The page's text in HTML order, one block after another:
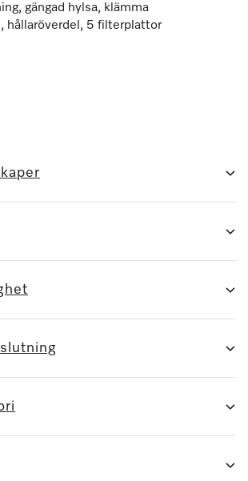
gängad hylsa, klämma
hållaröverdel, 5 filterplattor